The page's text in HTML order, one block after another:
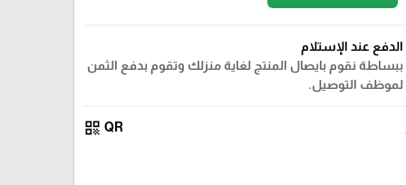
الدفع عند الإستلام
ببساطة نقوم بايصال المنتج لغاية منزلك وتقوم بدفع الثمن
لموظف التوصيل.
QR
qr_code